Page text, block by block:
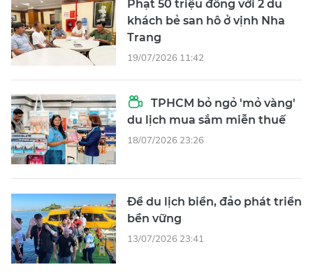
Phạt 50 triệu đồng với 2 du
khách bẻ san hô ở vịnh Nha
Trang
19/07/2026 11:42
TPHCM bỏ ngỏ 'mỏ vàng'
du lịch mua sắm miễn thuế
18/07/2026 23:26
Để du lịch biển, đảo phát triển
bền vững
13/07/2026 23:41